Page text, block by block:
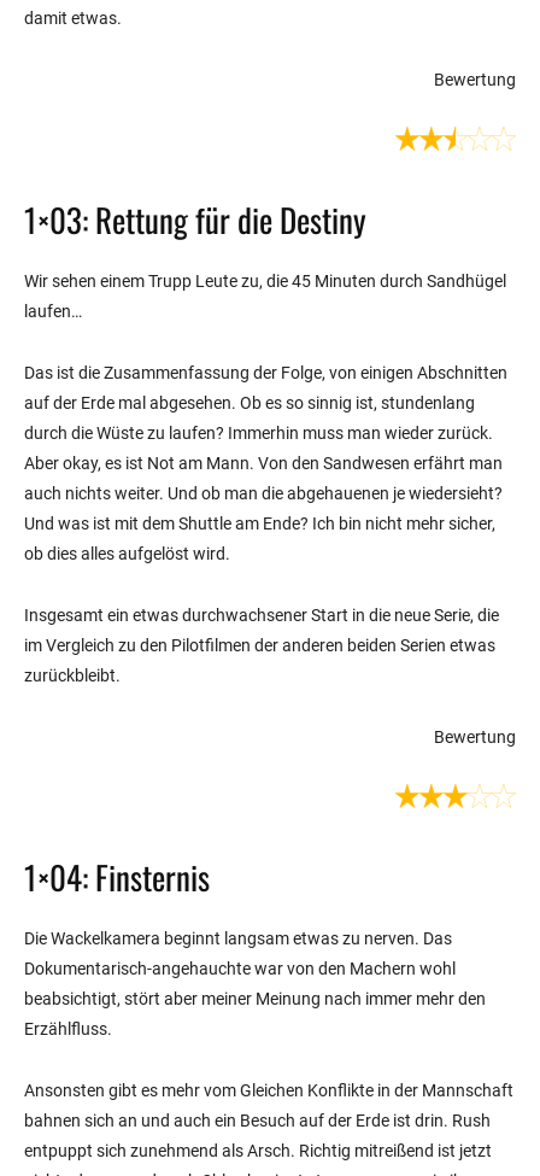
damit etwas.
Bewertung
1×03: Rettung für die Destiny
Wir sehen einem Trupp Leute zu, die 45 Minuten durch Sandhügel
laufen…
Das ist die Zusammenfassung der Folge, von einigen Abschnitten
auf der Erde mal abgesehen. Ob es so sinnig ist, stundenlang
durch die Wüste zu laufen? Immerhin muss man wieder zurück.
Aber okay, es ist Not am Mann. Von den Sandwesen erfährt man
auch nichts weiter. Und ob man die abgehauenen je wiedersieht?
Und was ist mit dem Shuttle am Ende? Ich bin nicht mehr sicher,
ob dies alles aufgelöst wird.
Insgesamt ein etwas durchwachsener Start in die neue Serie, die
im Vergleich zu den Pilotfilmen der anderen beiden Serien etwas
zurückbleibt.
Bewertung
1×04: Finsternis
Die Wackelkamera beginnt langsam etwas zu nerven. Das
Dokumentarisch-angehauchte war von den Machern wohl
beabsichtigt, stört aber meiner Meinung nach immer mehr den
Erzählfluss.
Ansonsten gibt es mehr vom Gleichen Konflikte in der Mannschaft
bahnen sich an und auch ein Besuch auf der Erde ist drin. Rush
entpuppt sich zunehmend als Arsch. Richtig mitreißend ist jetzt